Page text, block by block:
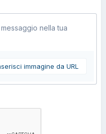
nella tua
immagine da URL